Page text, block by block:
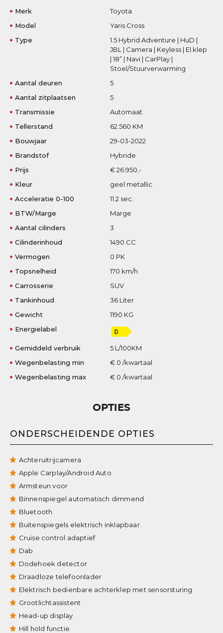
Merk
Toyota
Model
Yaris Cross
Type
1.5 Hybrid Adventure | HuD |
JBL | Camera | Keyless | El.klep
| 18” | Navi | CarPlay |
Stoel/Stuurverwarming
Aantal deuren
5
Aantal zitplaatsen
5
Transmissie
Automaat
Tellerstand
62.560 KM
Bouwjaar
29-03-2022
Brandstof
Hybride
Prijs
€ 26.950,-
Kleur
geel metallic
Acceleratie 0-100
11.2 sec.
BTW/Marge
Marge
Aantal cilinders
3
Cilinderinhoud
1490 CC
Vermogen
0 PK
Topsnelheid
170 km/h
Carrosserie
SUV
Tankinhoud
36 Liter
Gewicht
1190 KG
Energielabel
Gemiddeld verbruik
5 L/100KM
Wegenbelasting min
€ 0 /kwartaal
Wegenbelasting max
€ 0 /kwartaal
OPTIES
ONDERSCHEIDENDE OPTIES
Achteruitrijcamera
Apple Carplay/Android Auto
Armsteun voor
Binnenspiegel automatisch dimmend
Bluetooth
Buitenspiegels elektrisch inklapbaar
Cruise control adaptief
Dab
Dodehoek detector
Draadloze telefoonlader
Elektrisch bedienbare achterklep met sensorsturing
Grootlichtassistent
Head-up display
Hill hold functie